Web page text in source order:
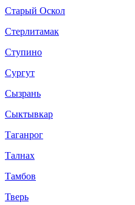
Старый Оскол
Стерлитамак
Ступино
Сургут
Сызрань
Сыктывкар
Таганрог
Талнах
Тамбов
Тверь